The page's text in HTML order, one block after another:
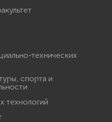
технических
спорта и
технологий